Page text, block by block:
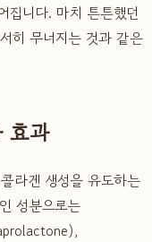
집니다. 마치 튼튼했던
히 무너지는 것과 같은
효과
라겐 생성을 유도하는
성분으로는